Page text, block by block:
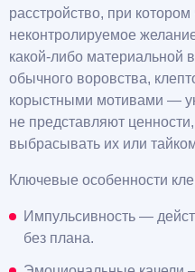
расстройство, при
неконтролируемое
какой-либо материальной
обычного воровства,
корыстными мотивами —
не представляют
выбрасывать их или
Ключевые особенности
Импульсивность —
без плана.